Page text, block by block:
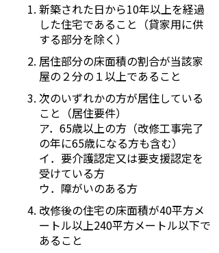
新築された日から10年以上を経過
した住宅であること（貸家用に供
する部分を除く）
居住部分の床面積の割合が当該家
屋の２分の１以上であること
次のいずれかの方が居住している
こと（居住要件）
ア．65歳以上の方（改修工事完了
の年に65歳になる方も含む）
イ．要介護認定又は要支援認定を
受けている方
ウ．障がいのある方
改修後の住宅の床面積が40平方メ
ートル以上240平方メートル以下で
あること